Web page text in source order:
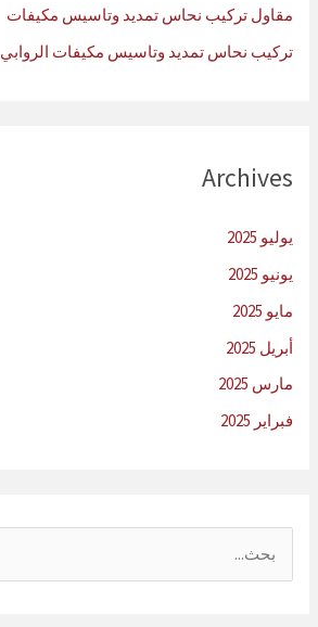
مقاول تركيب نحاس تمديد وتاسيس مكيفات
تركيب نحاس تمديد وتاسيس مكيفات الروابي
Archives
يوليو 2025
يونيو 2025
مايو 2025
أبريل 2025
مارس 2025
فبراير 2025